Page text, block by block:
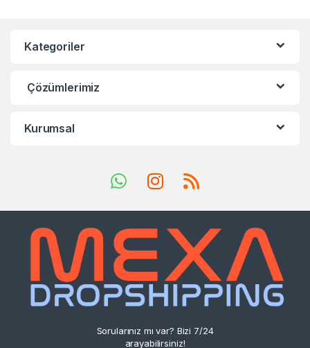
Kategoriler
Çözümlerimiz
Kurumsal
Sorularınız mı var? Bizi 7/24
arayabilirsiniz!